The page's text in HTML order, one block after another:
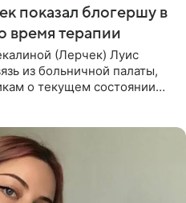
показал блогершу в
время терапии
(Лерчек) Луис
из больничной палаты,
о текущем состоянии